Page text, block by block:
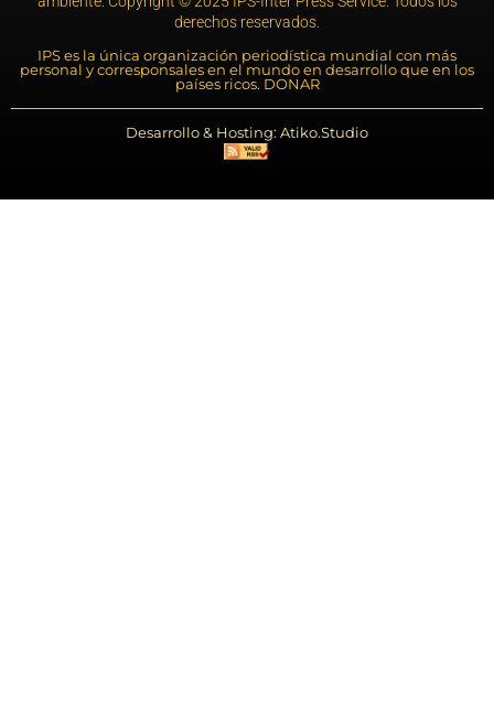
derechos reservados.
IPS es la única organización periodística mundial con más
personal y corresponsales en el mundo en desarrollo que en los
países ricos. DONAR
Desarrollo & Hosting: Atiko.Studio